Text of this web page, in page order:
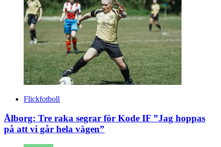
Flickfotboll
Ålborg: Tre raka segrar för Kode IF ”Jag hoppas
på att vi går hela vägen”